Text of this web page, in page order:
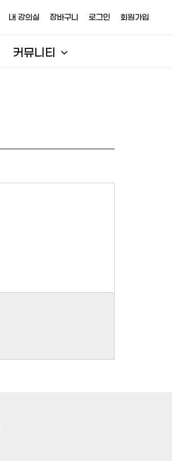
내 강의실 장바구니 로그인 회원가입
커뮤니티